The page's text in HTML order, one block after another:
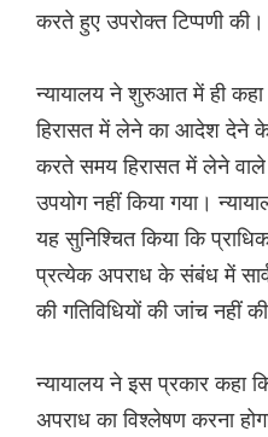
करते हुए उपरोक्त टिप्पणी
न्यायालय ने शुरुआत में ही कहा
हिरासत में लेने का आदेश देने के
करते समय हिरासत में लेने वाले
उपयोग नहीं किया गया।
यह सुनिश्चित किया कि
प्रत्येक अपराध के संबंध में
की गतिविधियों की जांच नहीं
न्यायालय ने इस प्रकार कहा
अपराध का विश्लेषण करना